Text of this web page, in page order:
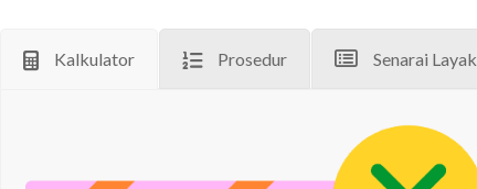
Kalkulator Prosedur Senarai Layak